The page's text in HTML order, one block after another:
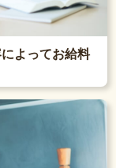
よってお給料